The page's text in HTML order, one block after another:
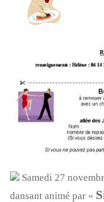
Samedi 27
dansant animé par «